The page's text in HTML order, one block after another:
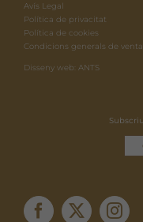
Avís Legal
Política de privacitat
Política de cookies
Condicions generals de venta
Disseny web: ANTS